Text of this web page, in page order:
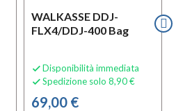
WALKASSE DDJ-
FLX4/DDJ-400 Bag
 Disponibilità immediata
 Spedizione solo 8,90 €
69,00 €